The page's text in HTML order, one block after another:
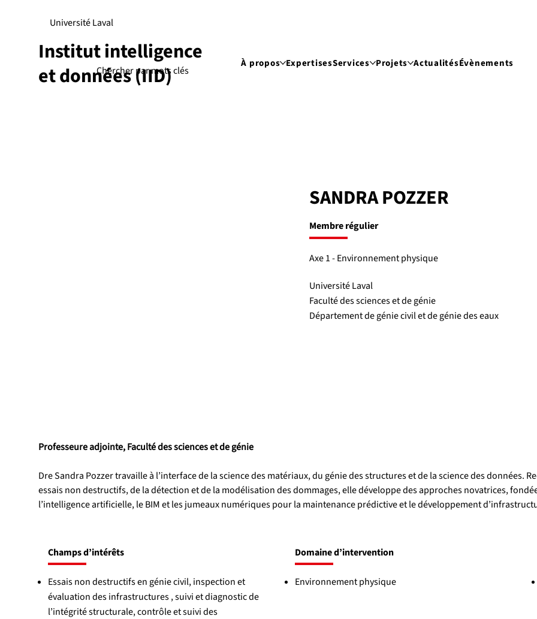
Institut intelligence
et données (IID)
À propos ExpertisesServices Projets ActualitésÉvènements
Université Laval
SANDRA POZZER
Membre régulier
Axe 1 - Environnement physique
Université Laval
Faculté des sciences et de génie
Département de génie civil et de génie des eaux
Champs d’intérêts
Essais non destructifs en génie civil, inspection et
évaluation des infrastructures , suivi et diagnostic de
l’intégrité structurale, contrôle et suivi des
Domaine d’intervention
Environnement physique
Professeure adjointe, Faculté des sciences et de génie
Dre Sandra Pozzer travaille à l’interface de la science des matériaux, du génie des structures et de la science des données.
essais non destructifs, de la détection et de la modélisation des dommages, elle développe des approches novatrices,
l’intelligence artificielle, le BIM et les jumeaux numériques pour la maintenance prédictive et le développement